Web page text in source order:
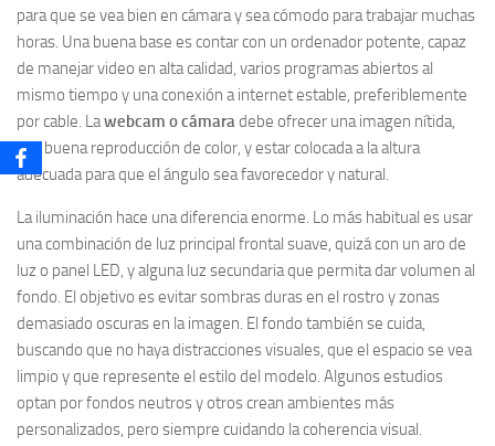
para que se vea bien en cámara y sea cómodo para trabajar muchas
horas. Una buena base es contar con un ordenador potente, capaz
de manejar video en alta calidad, varios programas abiertos al
mismo tiempo y una conexión a internet estable, preferiblemente
por cable. Lawebcam o cámaradebe ofrecer una imagen nítida,
con buena reproducción de color, y estar colocada a la altura
adecuada para que el ángulo sea favorecedor y natural.
La iluminación hace una diferencia enorme. Lo más habitual es usar
una combinación de luz principal frontal suave, quizá con un aro de
luz o panel LED, y alguna luz secundaria que permita dar volumen al
fondo. El objetivo es evitar sombras duras en el rostro y zonas
demasiado oscuras en la imagen. El fondo también se cuida,
buscando que no haya distracciones visuales, que el espacio se vea
limpio y que represente el estilo del modelo. Algunos estudios
optan por fondos neutros y otros crean ambientes más
personalizados, pero siempre cuidando la coherencia visual.